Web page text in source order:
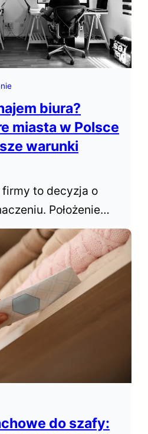
odgrywa
biura?
miasta w Polsce
warunki
to decyzja o
Położenie
do talentów,
operacyjne,
Gdzie więc w
do szafy: